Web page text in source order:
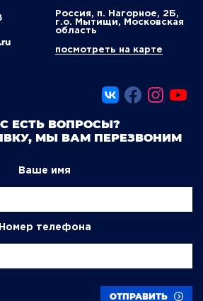
Россия, п. Нагорное, 2Б,
г.о. Мытищи, Московская
область
посмотреть на карте
ЕСТЬ ВОПРОСЫ?
МЫ ВАМ ПЕРЕЗВОНИМ
Ваше имя
Номер телефона
ОТПРАВИТЬ